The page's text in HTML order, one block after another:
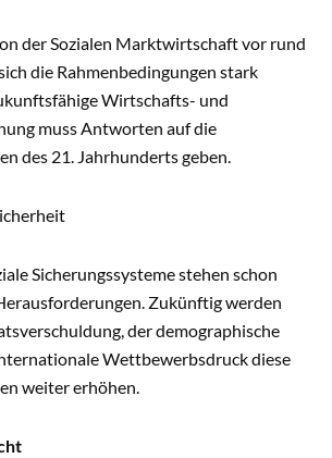
der Sozialen Marktwirtschaft vor rund
die Rahmenbedingungen stark
Wirtschafts- und
muss Antworten auf die
des 21. Jahrhunderts geben.
Sicherungssysteme stehen schon
Zukünftig werden
der demographische
Wettbewerbsdruck diese
weiter erhöhen.